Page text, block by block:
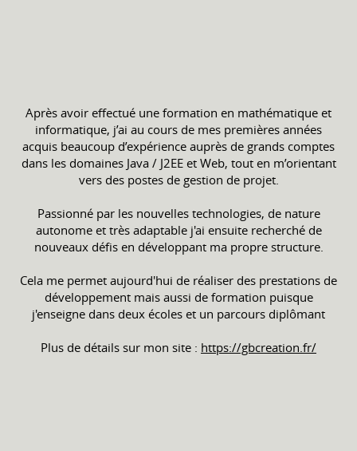
Après avoir effectué une formation en mathématique et
informatique, j’ai au cours de mes premières années
acquis beaucoup d’expérience auprès de grands comptes
dans les domaines Java / J2EE et Web, tout en m’orientant
vers des postes de gestion de projet.
Passionné par les nouvelles technologies, de nature
autonome et très adaptable j'ai ensuite recherché de
nouveaux défis en développant ma propre structure.
Cela me permet aujourd'hui de réaliser des prestations de
développement mais aussi de formation puisque
j'enseigne dans deux écoles et un parcours diplômant
Plus de détails sur mon site : https://gbcreation.fr/